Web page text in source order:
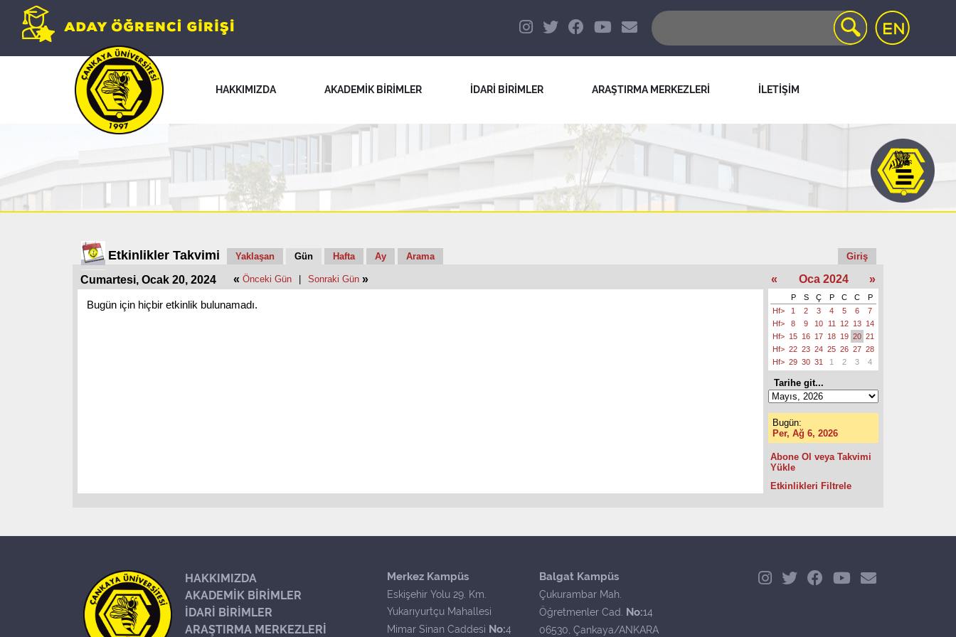
HAKKIMIZDA AKADEMİK BİRİMLER İDARİ BİRİMLER ARAŞTIRMA MERKEZLERİ İLETİŞİM
Etkinlikler Takvimi Yaklaşan Gün Hafta Ay Arama Giriş
Cumartesi, Ocak 20, 2024 « Önceki Gün Sonraki Gün »
Bugün için hiçbir etkinlik bulunamadı.
« Oca 2024 »
P S Ç P C C
P
Hf>
1 2 3 4 5 6
7
Hf>
8 9 10 11 12 13 14
Hf> 15 16 17 18 19 20 21
Hf> 22 23 24 25 26 27 28
Hf> 29 30 31 1 2 3 4
Tarihe git...
Bugün:
Per, Ağ 6, 2026
Abone Ol veya Takvimi
Yükle
Etkinlikleri Filtrele
HAKKIMIZDA
AKADEMİK BİRİMLER
İDARİ BİRİMLER
ARAŞTIRMA MERKEZLERİ
Merkez Kampüs
Eskişehir Yolu 29. Km.
Yukarıyurtçu Mahallesi
Mimar Sinan Caddesi No:4
Balgat Kampüs
Çukurambar Mah.
Öğretmenler Cad. No:14
06530, Çankaya/ANKARA